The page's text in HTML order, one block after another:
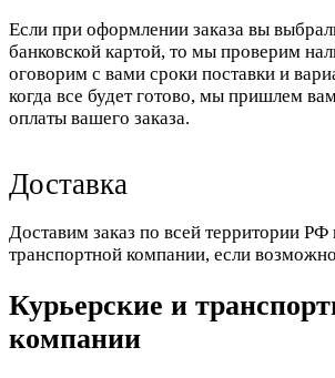
Если при оформлении заказа вы
банковской картой, то мы проверим
оговорим с вами сроки поставки и
когда все будет готово, мы пришлем
оплаты вашего заказа.
Доставка
Доставим заказ по всей территории
транспортной компании, если
Курьерские и
компании